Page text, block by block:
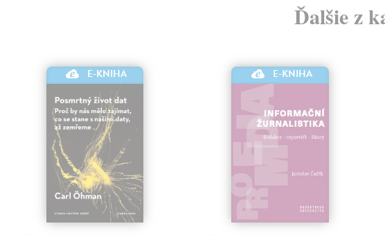
Ďalšie z
E-KNIHA E-KNIHA